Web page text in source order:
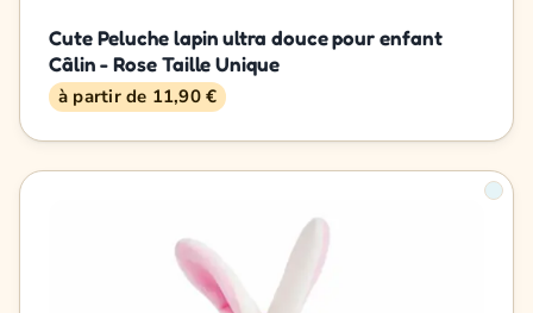
Cute Peluche lapin ultra douce pour enfant
Câlin - Rose Taille Unique
à partir de 11,90 €